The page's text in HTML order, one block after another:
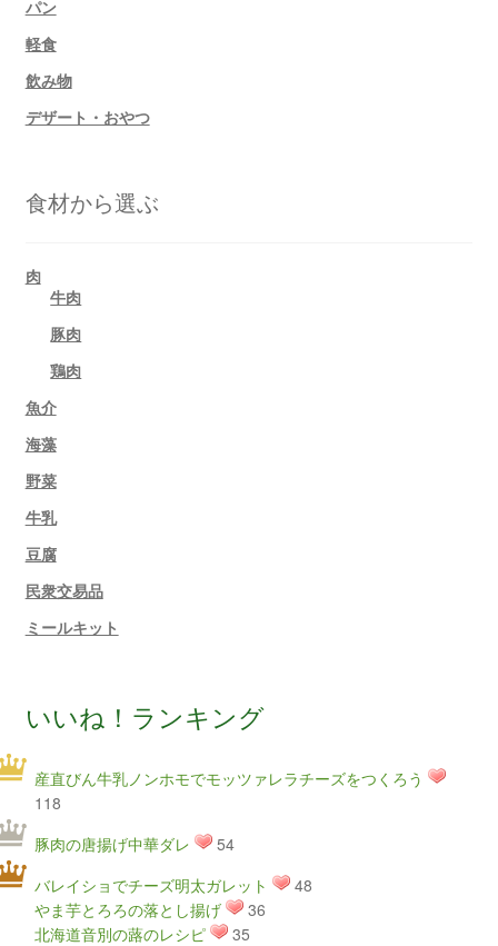
パン
軽食
飲み物
デザート・おやつ
食材から選ぶ
肉
牛肉
豚肉
鶏肉
魚介
海藻
野菜
牛乳
豆腐
民衆交易品
ミールキット
いいね！ランキング
産直びん牛乳ノンホモでモッツァレラチーズをつくろう
118
豚肉の唐揚げ中華ダレ
54
バレイショでチーズ明太ガレット
48
やま芋とろろの落とし揚げ
36
北海道音別の蕗のレシピ
35